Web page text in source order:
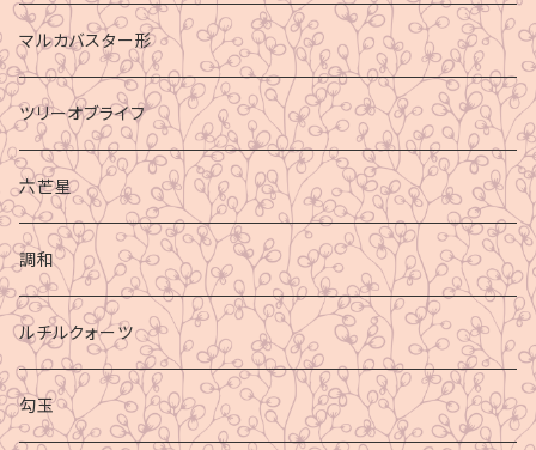
マルカバスター形
ツリーオブライフ
六芒星
調和
ルチルクォーツ
勾玉